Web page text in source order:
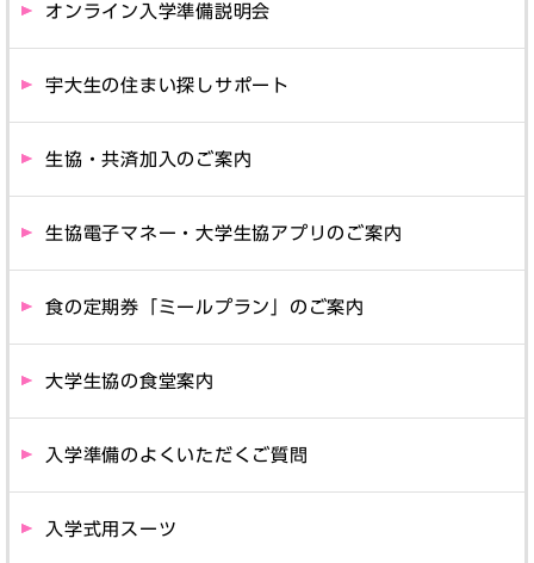
オンライン入学準備説明会
宇大生の住まい探しサポート
生協・共済加入のご案内
生協電子マネー・大学生協アプリのご案内
食の定期券「ミールプラン」のご案内
大学生協の食堂案内
入学準備のよくいただくご質問
入学式用スーツ